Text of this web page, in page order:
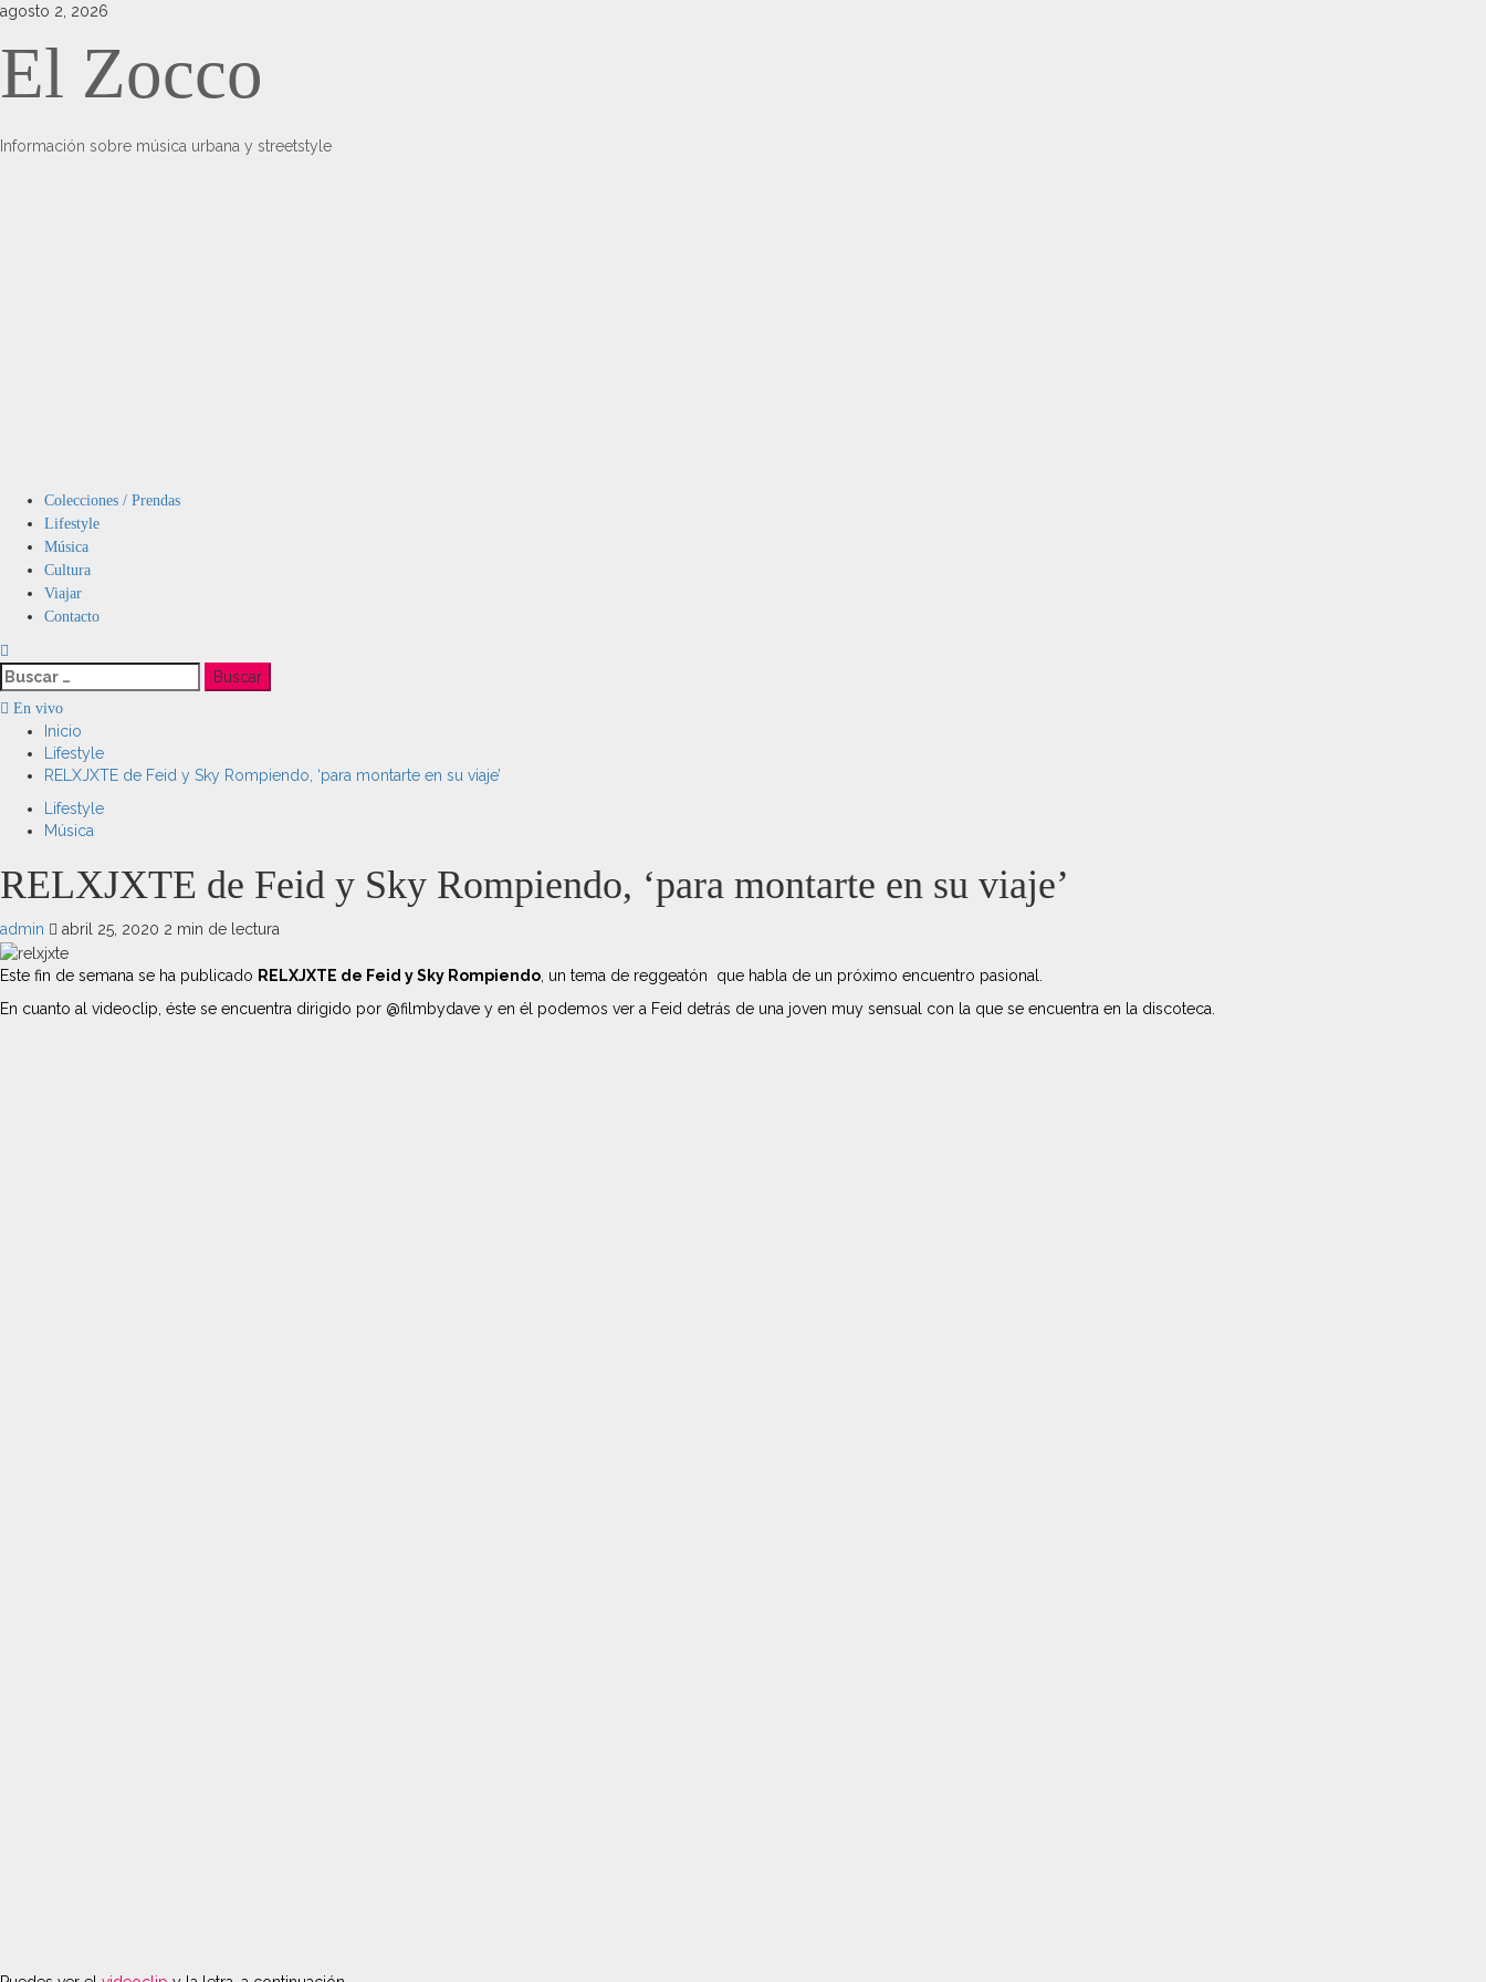
Saltar
contenido
agosto 2, 2026
El Zocco
Información sobre música urbana y streetstyle
Menú
principal
Colecciones / Prendas
Lifestyle
Música
Cultura
Viajar
Contacto
Buscar:
En vivo
Inicio
Lifestyle
RELXJXTE de Feid y Sky Rompiendo, ‘para montarte en su viaje’
Lifestyle
Música
RELXJXTE de Feid y Sky Rompiendo, ‘para montarte en su viaje’
admin abril 25, 2020 2 min de lectura
Este fin de semana se ha publicado RELXJXTE de Feid y Sky Rompiendo, un tema de reggeatón que habla de un próximo encuentro pasional.
En cuanto al videoclip, éste se encuentra dirigido por @filmbydave y en él podemos ver a Feid detrás de una joven muy sensual con la que se encuentra en la discoteca.